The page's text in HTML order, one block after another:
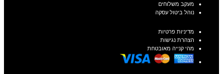
מעקב משלוחים
נוהל ביטול עסקה
מדיניות פרטיות
הצהרת נגישות
מהי קנייה מאובטחת